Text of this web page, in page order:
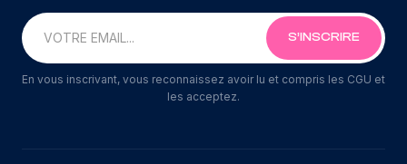
En vous inscrivant, vous reconnaissez avoir lu et compris les CGU et
les acceptez.